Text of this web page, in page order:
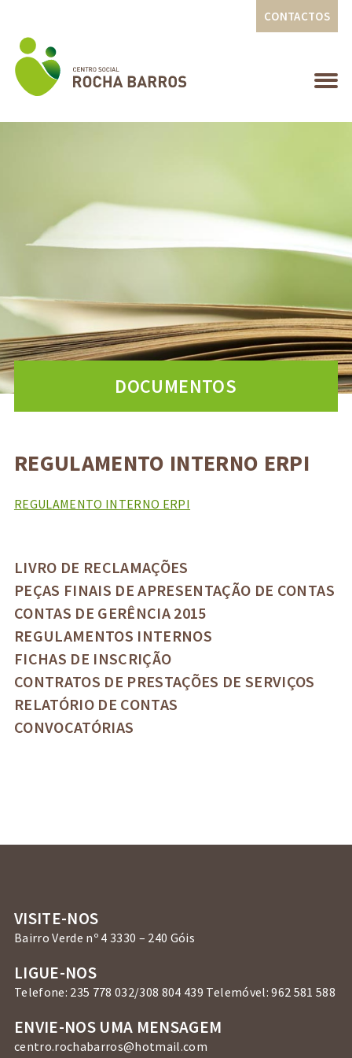
CONTACTOS
DOCUMENTOS
LIVRO DE RECLAMAÇÕES
PEÇAS FINAIS DE APRESENTAÇÃO DE CONTAS
CONTAS DE GERÊNCIA 2015
REGULAMENTOS INTERNOS
FICHAS DE INSCRIÇÃO
CONTRATOS DE PRESTAÇÕES DE SERVIÇOS
RELATÓRIO DE CONTAS
CONVOCATÓRIAS
REGULAMENTO INTERNO ERPI
REGULAMENTO INTERNO ERPI
VISITE-NOS
Bairro Verde nº 4 3330 – 240 Góis
LIGUE-NOS
Telefone: 235 778 032/308 804 439 Telemóvel: 962 581 588
ENVIE-NOS UMA MENSAGEM
centro.rochabarros@hotmail.com